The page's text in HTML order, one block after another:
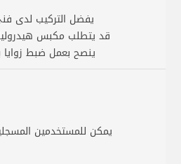
يفضل التركيب لدى
قد يتطلب مكبس
ينصح بعمل ضبط زوايا
يمكن للمستخدمين